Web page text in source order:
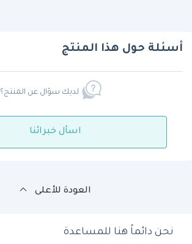
أسئلة حول هذا المنتج
لديك سؤال عن المنتج؟
اسأل خبرائنا
العودة للأعلى
نحن دائماً هنا للمساعدة